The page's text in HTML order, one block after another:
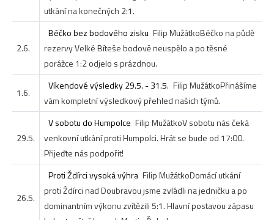
utkání na konečných 2:1.
2.6.
Béčko bez bodového zisku Filip MužátkoBéčko na půdě
rezervy Velké Bíteše bodově neuspělo a po těsné
porážce 1:2 odjelo s prázdnou.
1.6.
Víkendové výsledky 29.5. - 31.5. Filip MužátkoPřinášíme
vám kompletní výsledkový přehled našich týmů.
29.5.
V sobotu do Humpolce Filip MužátkoV sobotu nás čeká
venkovní utkání proti Humpolci. Hrát se bude od 17:00.
Přijeďte nás podpořit!
26.5.
Proti Ždírci vysoká výhra Filip MužátkoDomácí utkání
proti Ždírci nad Doubravou jsme zvládli na jedničku a po
dominantním výkonu zvítězili 5:1. Hlavní postavou zápasu